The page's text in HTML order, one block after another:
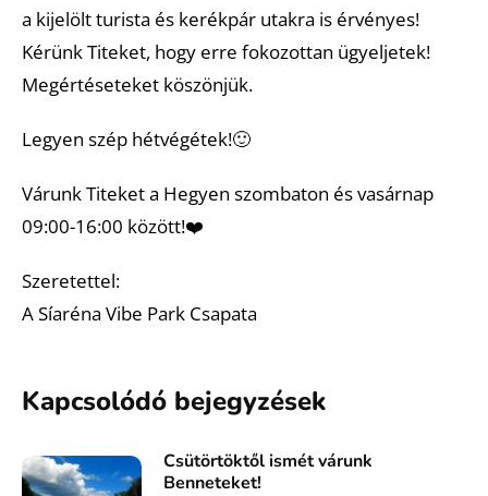
a kijelölt turista és kerékpár utakra is érvényes!
Kérünk Titeket, hogy erre fokozottan ügyeljetek!
Megértéseteket köszönjük.
Legyen szép hétvégétek!🙂
Várunk Titeket a Hegyen szombaton és vasárnap
09:00-16:00 között!❤️
Szeretettel:
A Síaréna Vibe Park Csapata
Kapcsolódó bejegyzések
Csütörtöktől ismét várunk
Benneteket!